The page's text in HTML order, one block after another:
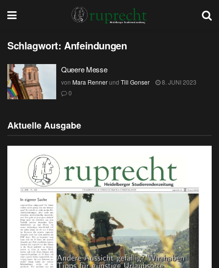
Schlagwort:Anfeindungen
Queere Messe
von Mara Rennerund Till Gonser
8. JUNI 2023
0
Aktuelle Ausgabe